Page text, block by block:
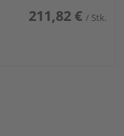
211,82 € / Stk.